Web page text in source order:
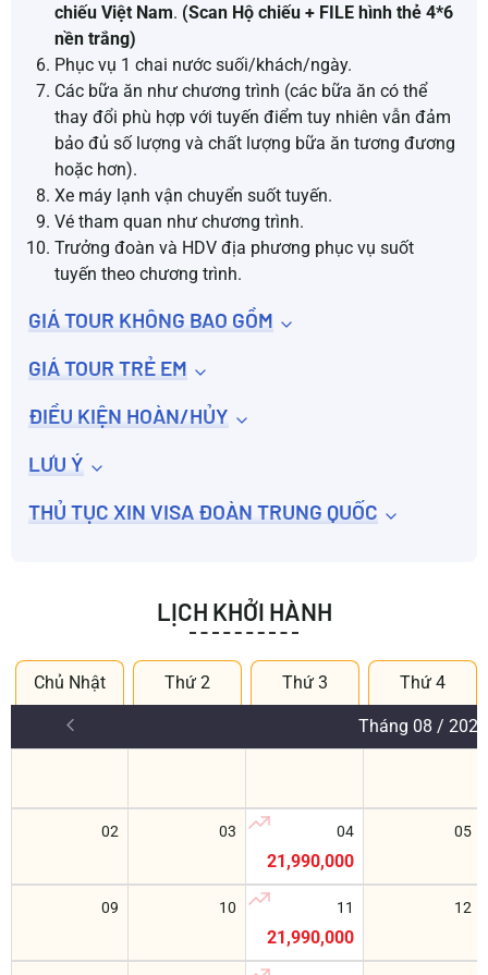
chiếu Việt Nam. (Scan Hộ chiếu + FILE hình thẻ 4*6
nền trắng)
Phục vụ 1 chai nước suối/khách/ngày.
Các bữa ăn như chương trình (các bữa ăn có thể
thay đổi phù hợp với tuyến điểm tuy nhiên vẫn đảm
bảo đủ số lượng và chất lượng bữa ăn tương đương
hoặc hơn).
Xe máy lạnh vận chuyển suốt tuyến.
Vé tham quan như chương trình.
Trưởng đoàn và HDV địa phương phục vụ suốt
tuyến theo chương trình.
GIÁ TOUR KHÔNG BAO GỒM
GIÁ TOUR TRẺ EM
ĐIỀU KIỆN HOÀN/HỦY
LƯU Ý
THỦ TỤC XIN VISA ĐOÀN TRUNG QUỐC
LỊCH KHỞI HÀNH
Chủ Nhật Thứ 2 Thứ 3 Thứ 4
Tháng 08 / 2026
02 03 04
21,990,000
05
09 10 11
21,990,000
12